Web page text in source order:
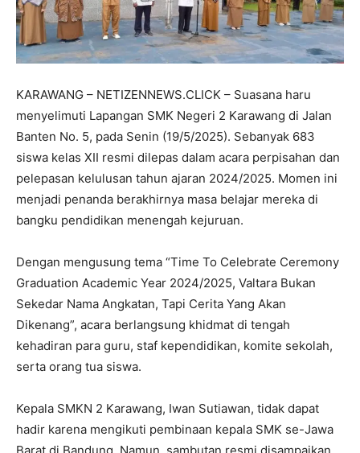
KARAWANG – NETIZENNEWS.CLICK – Suasana haru
menyelimuti Lapangan SMK Negeri 2 Karawang di Jalan
Banten No. 5, pada Senin (19/5/2025). Sebanyak 683
siswa kelas XII resmi dilepas dalam acara perpisahan dan
pelepasan kelulusan tahun ajaran 2024/2025. Momen ini
menjadi penanda berakhirnya masa belajar mereka di
bangku pendidikan menengah kejuruan.
Dengan mengusung tema “Time To Celebrate Ceremony
Graduation Academic Year 2024/2025, Valtara Bukan
Sekedar Nama Angkatan, Tapi Cerita Yang Akan
Dikenang”, acara berlangsung khidmat di tengah
kehadiran para guru, staf kependidikan, komite sekolah,
serta orang tua siswa.
Kepala SMKN 2 Karawang, Iwan Sutiawan, tidak dapat
hadir karena mengikuti pembinaan kepala SMK se-Jawa